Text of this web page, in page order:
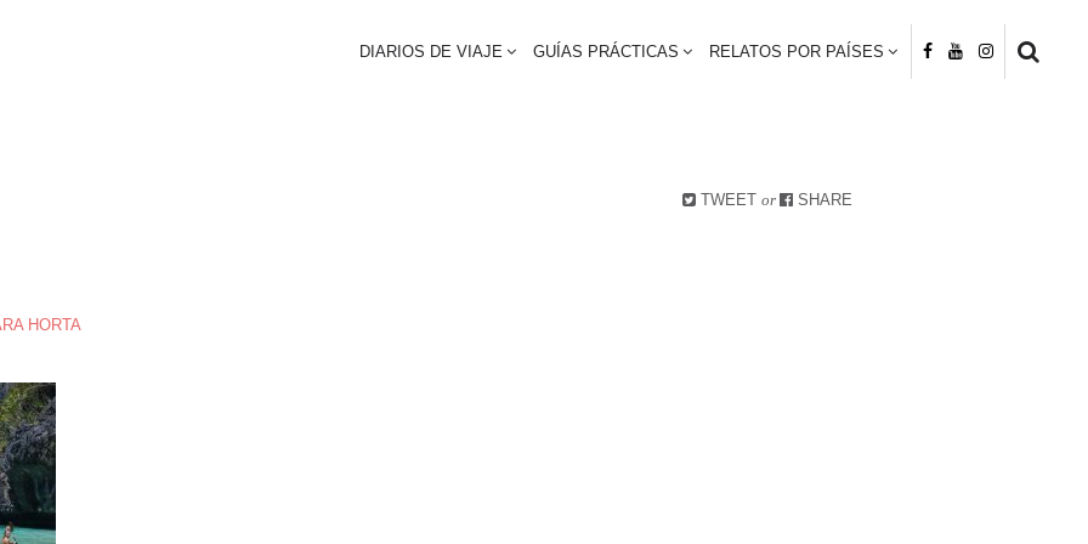
DIARIOS DE VIAJE GUÍAS PRÁCTICAS RELATOS POR PAÍSES
TWEET or SHARE
HORTA